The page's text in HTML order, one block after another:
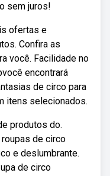
sem juros!
ofertas e
Confira as
você. Facilidade no
encontrará
de circo para
itens selecionados.
produtos do.
de circo
e deslumbrante.
de circo